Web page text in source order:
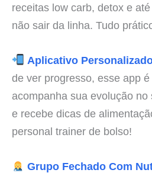
receitas low carb, detox e
não sair da linha. Tudo
Aplicativo
de ver progresso, esse app
acompanha sua evolução
e recebe dicas de
personal trainer de bolso!
Grupo Fechado Com